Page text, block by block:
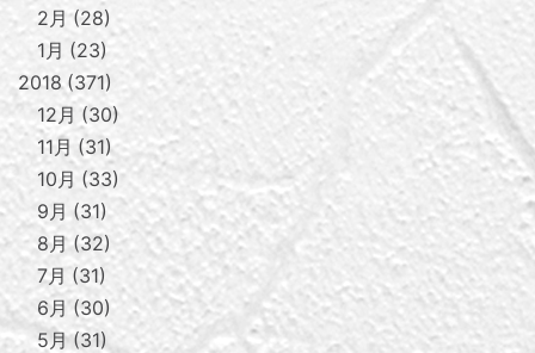
2月
28
1月
23
2018 371
12月
30
11月
31
10月
33
9月
31
8月 32
7月
31
6月
30
5月 31